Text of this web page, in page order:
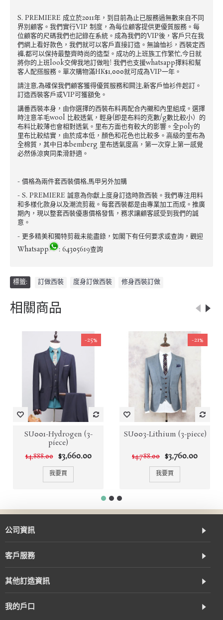
S. PREMIERE 成立於2011年，到目前為止已服務過無數來自不同
界別顧客。我們實行VIP 制度，為每位顧客提供更優質服務。每
位顧客的尺碼我們也記錄在系統。成為我們的VIP後，客戶只在我
們網上看好款色，我們就可以客戶直接訂造。無論恤衫，西裝定西
褲,都可以保持最整齊時尚的造型。成功的上班族工作繁忙,今日就
將你的上班look交俾我地訂做啦! 我們也支援whatsapp擇料和幫
客人配搭服務。單次購物滿HK$1,000就可成為VIP一年。
請注意,為確保我們顧客獲得優質服務和闗注,新客戶恤衫件起訂。
訂造西裝客戶或VIP可獲額免。
講番西裝本身，由你選擇的西裝布料再配合內襯和內里組成。選擇
時注意羊毛wool 比較透氣，輕身(即是布料的克數/g數比較小）的
布料比較薄也會相對透氣。里布方面也有較大的影響。全poly的
里布比較結實，由於成本低，顏色和花色也比較多。高級的里布為
全棉質，其中日本bemberg 里布透氣度高，第一次穿上第一感覺
必然係涼爽同柔滑舒適。
- 價格為兩件套西裝價格,馬甲另外加購
- S. PREMIERE 誠意為你獻上度身訂造時款西裝。我們專注用料
和多樣化款身以及潮流剪裁。每套西裝都是由專業加工而成。推廣
期內，現以整套西裝優惠價格發售，務求讓顧客感受到我們的誠
意。
- 更多精美和獨特剪裁未能盡錄，如閣下有任何要求或查詢，觀迎
Whatsapp
: 64305619查詢
標籤: 訂做西裝 度身訂做西裝 修身西裝訂做
相關商品
-25%
SU001-Hydrogen (3-
piece)
$4,888.00 $3,660.00
我要買
-21%
SU003-Lithium (3-piece)
$4,788.00 $3,760.00
我要買
公司資訊
客戶服務
其他訂造資訊
我的戶口